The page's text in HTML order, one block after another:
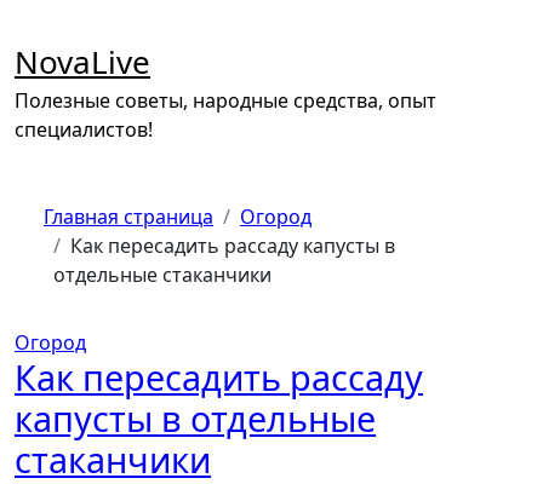
содержимому
NovaLive
Полезные советы, народные средства, опыт
специалистов!
Главная страница
Огород
Как пересадить рассаду капусты в
отдельные стаканчики
Огород
Как пересадить рассаду
капусты в отдельные
стаканчики